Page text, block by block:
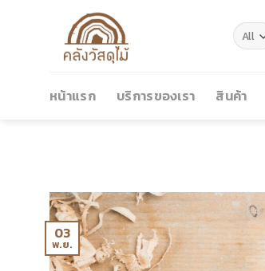
หน้าแรก บริการของเรา สินค้า
03
พ.ย.